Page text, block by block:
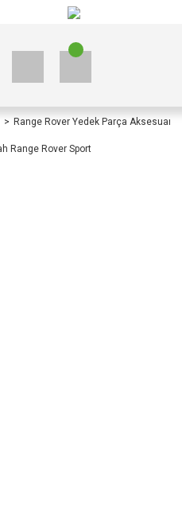
Range Rover Yedek Parça Aksesuar